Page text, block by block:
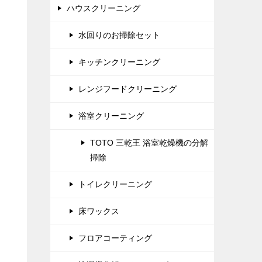
ハウスクリーニング
水回りのお掃除セット
キッチンクリーニング
レンジフードクリーニング
浴室クリーニング
TOTO 三乾王 浴室乾燥機の分解
掃除
トイレクリーニング
床ワックス
フロアコーティング